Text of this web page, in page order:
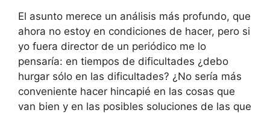
El asunto merece un análisis más profundo, que
ahora no estoy en condiciones de hacer, pero si
yo fuera director de un periódico me lo
pensaría: en tiempos de dificultades ¿debo
hurgar sólo en las dificultades? ¿No sería más
conveniente hacer hincapié en las cosas que
van bien y en las posibles soluciones de las que